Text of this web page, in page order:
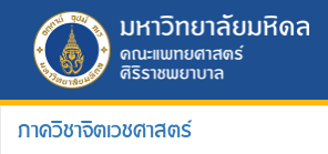
ภาควิชาจิตเวชศาสตร์